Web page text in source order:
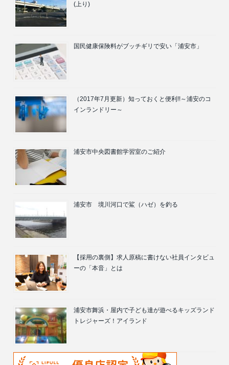
(上り)
国民健康保険料がブッチギリで安い「浦安市」
（2017年7月更新）知っておくと便利!!～浦安のコ
インランドリー～
浦安市中央図書館学習室のご紹介
浦安市 境川河口で鯊（ハゼ）を釣る
【採用の裏側】求人原稿に書けない社員インタビュ
ーの「本音」とは
浦安市舞浜・屋内で子ども達が遊べるキッズランド
トレジャーズ！アイランド